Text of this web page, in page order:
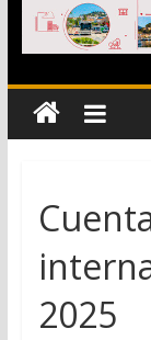
Torrecremada
Los Moros y
dan inicio a las
2025